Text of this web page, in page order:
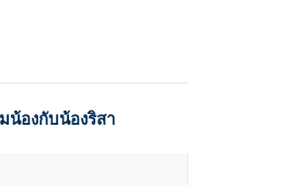
น้องกับน้องริสา